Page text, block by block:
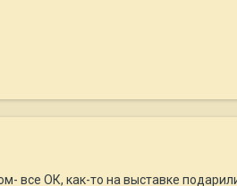
все ОК, как-то на выставке